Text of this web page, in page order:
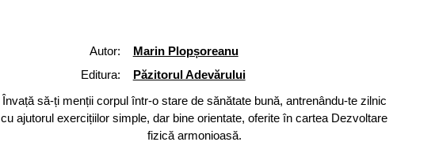
Autor:
Marin Plopșoreanu
Editura:
Păzitorul Adevărului
Învață să-ți menții corpul într-o stare de sănătate bună, antrenându-te zilnic
cu ajutorul exercițiilor simple, dar bine orientate, oferite în cartea Dezvoltare
fizică armonioasă.